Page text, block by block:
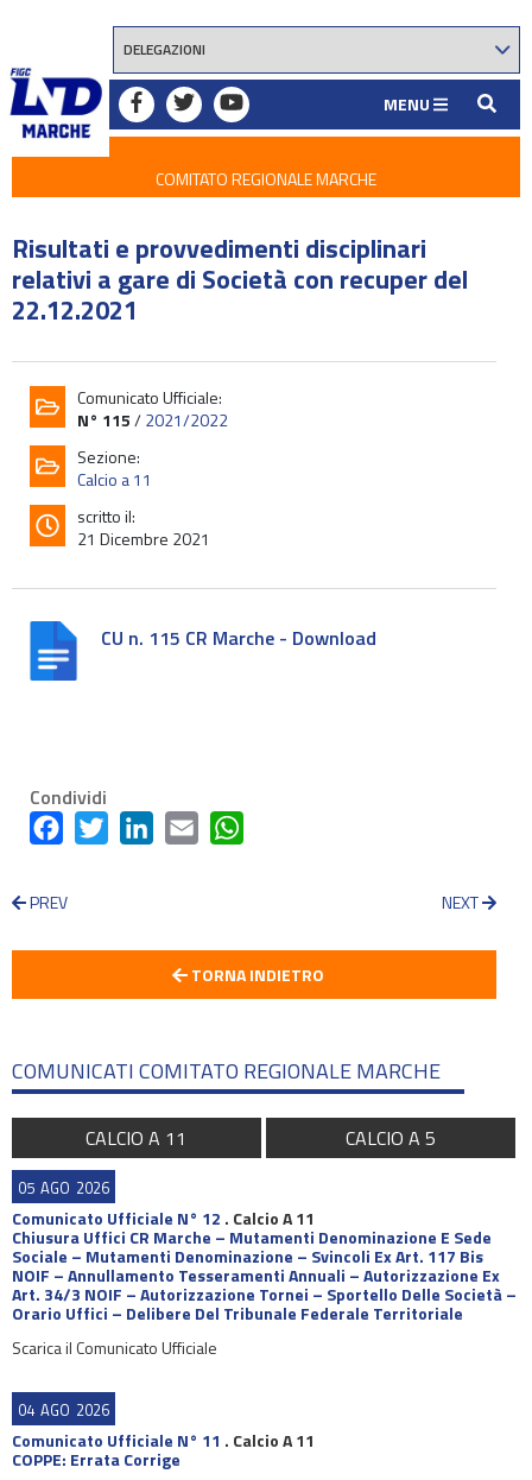
MENU
COMITATO REGIONALE MARCHE
Risultati e provvedimenti disciplinari
relativi a gare di Società con recuper del
22.12.2021
Comunicato Ufficiale:
N° 115/2021/2022
Sezione:
Calcio a 11
scritto il:
21 Dicembre 2021
CU n. 115 CR Marche - Download
Condividi
FacebookTwitter LinkedInEmail
PREV NEXT
TORNA INDIETRO
COMUNICATI COMITATO REGIONALE MARCHE
CALCIO A 11 CALCIO A 5
05 AGO 2026
Comunicato Ufficiale N° 12 . Calcio A 11
Chiusura Uffici CR Marche – Mutamenti Denominazione E Sede
Sociale – Mutamenti Denominazione – Svincoli Ex Art. 117 Bis
NOIF – Annullamento Tesseramenti Annuali – Autorizzazione Ex
Art. 34/3 NOIF – Autorizzazione Tornei – Sportello Delle Società –
Orario Uffici – Delibere Del Tribunale Federale Territoriale
Scarica il Comunicato Ufficiale
04 AGO 2026
Comunicato Ufficiale N° 11 . Calcio A 11
COPPE: Errata Corrige